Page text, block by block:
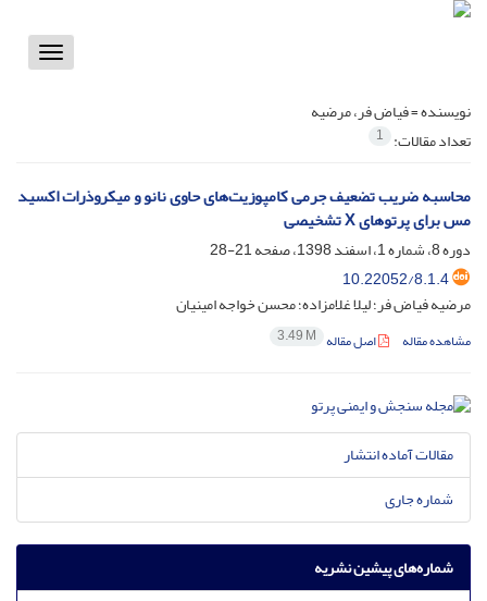
Toggle
نویسنده =فیاض فر، مرضیه
تعداد مقالات: 1
محاسبه ضریب تضعیف جرمی کامپوزیت‌های حاوی نانو و میکروذرات اکسید
مس برای پرتوهای X تشخیصی
دوره 8، شماره 1، اسفند 1398، صفحه
21-28
10.22052/8.1.4
مرضیه فیاض فر؛ لیلا غلامزاده؛ محسن خواجه امینیان
مشاهده مقاله اصل مقاله 3.49 M
مقالات آماده انتشار
شماره جاری
شماره‌های پیشین نشریه